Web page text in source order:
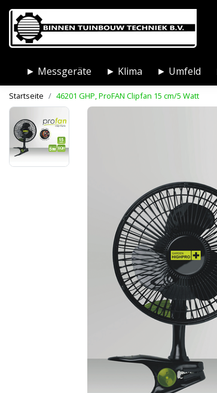
► Messgeräte ► Klima ► Umfeld
Startseite 46201 GHP, ProFAN Clipfan 15 cm/5 Watt